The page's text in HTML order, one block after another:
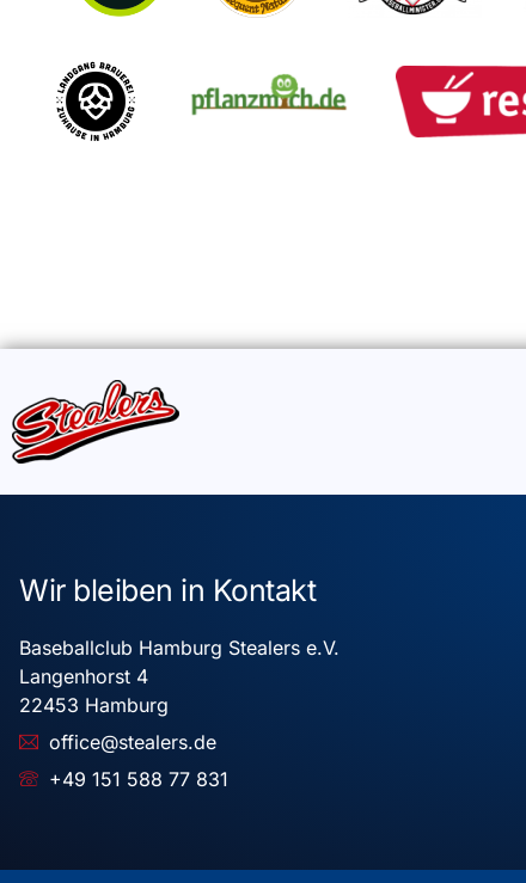
Wir bleiben in Kontakt
Baseballclub Hamburg Stealers e.V.
Langenhorst 4
22453 Hamburg
office@stealers.de
+49 151 588 77 831